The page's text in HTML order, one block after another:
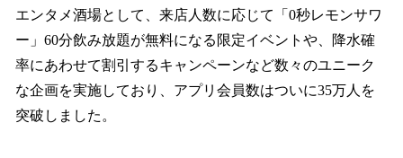
エンタメ酒場として、来店人数に応じて「0秒レモンサワ
ー」60分飲み放題が無料になる限定イベントや、降水確
率にあわせて割引するキャンペーンなど数々のユニーク
な企画を実施しており、アプリ会員数はついに35万人を
突破しました。